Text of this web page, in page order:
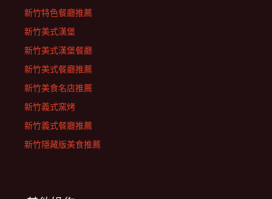
新竹特色餐廳推薦
新竹美式漢堡
新竹美式漢堡餐廳
新竹美式餐廳推薦
新竹美食名店推薦
新竹義式窯烤
新竹義式餐廳推薦
新竹隱藏版美食推薦